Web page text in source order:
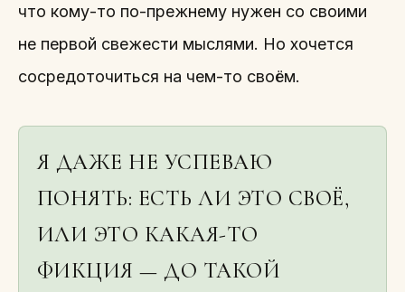
что кому-то по-прежнему нужен со своими
не первой свежести мыслями. Но хочется
сосредоточиться на чем-то своём.
Я ДАЖЕ НЕ УСПЕВАЮ
ПОНЯТЬ: ЕСТЬ ЛИ ЭТО СВОЁ,
ИЛИ ЭТО КАКАЯ-ТО
ФИКЦИЯ — ДО ТАКОЙ